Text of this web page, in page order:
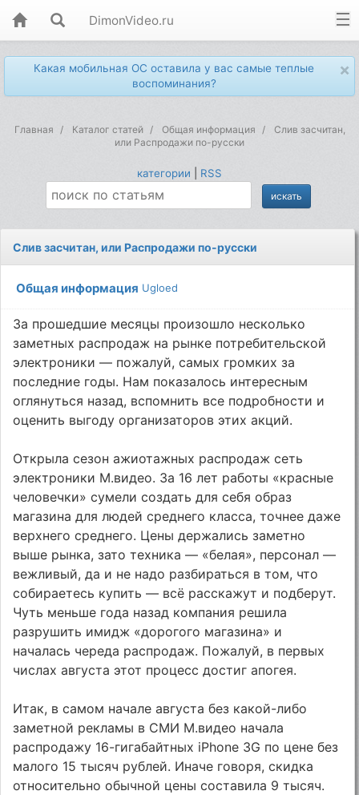
DimonVideo.ru
×
Какая мобильная ОС оставила у вас самые теплые
воспоминания?
Главная Каталог статей Общая информация
Слив засчитан,
или Распродажи по-русски
категории RSS
Слив засчитан, или Распродажи по-русски
Общая информация Ugloed
За прошедшие месяцы произошло несколько
заметных распродаж на рынке потребительской
электроники — пожалуй, самых громких за
последние годы. Нам показалось интересным
оглянуться назад, вспомнить все подробности и
оценить выгоду организаторов этих акций.
Открыла сезон ажиотажных распродаж сеть
электроники М.видео. За 16 лет работы «красные
человечки» сумели создать для себя образ
магазина для людей среднего класса, точнее даже
верхнего среднего. Цены держались заметно
выше рынка, зато техника — «белая», персонал —
вежливый, да и не надо разбираться в том, что
собираетесь купить — всё расскажут и подберут.
Чуть меньше года назад компания решила
разрушить имидж «дорогого магазина» и
началась череда распродаж. Пожалуй, в первых
числах августа этот процесс достиг апогея.
Итак, в самом начале августа без какой-либо
заметной рекламы в СМИ М.видео начала
распродажу 16-гигабайтных iPhone 3G по цене без
малого 15 тысяч рублей. Иначе говоря, скидка
относительно обычной цены составила 9 тысяч.